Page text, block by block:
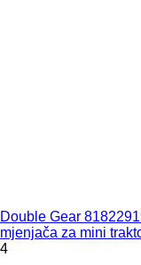
Double Gear
mjenjača za mini
4